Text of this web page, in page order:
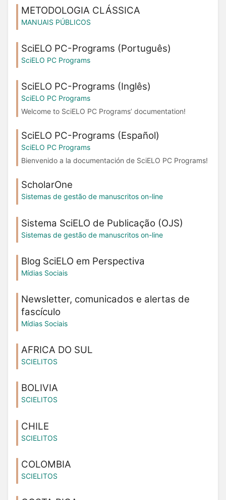
METODOLOGIA CLÁSSICA
MANUAIS PÚBLICOS
SciELO PC-Programs (Português)
SciELO PC Programs
SciELO PC-Programs (Inglês)
SciELO PC Programs
Welcome to SciELO PC Programs’ documentation!
SciELO PC-Programs (Español)
SciELO PC Programs
Bienvenido a la documentación de SciELO PC Programs!
ScholarOne
Sistemas de gestão de manuscritos on-line
Sistema SciELO de Publicação (OJS)
Sistemas de gestão de manuscritos on-line
Blog SciELO em Perspectiva
Mídias Sociais
Newsletter, comunicados e alertas de
fascículo
Mídias Sociais
AFRICA DO SUL
SCIELITOS
BOLIVIA
SCIELITOS
CHILE
SCIELITOS
COLOMBIA
SCIELITOS